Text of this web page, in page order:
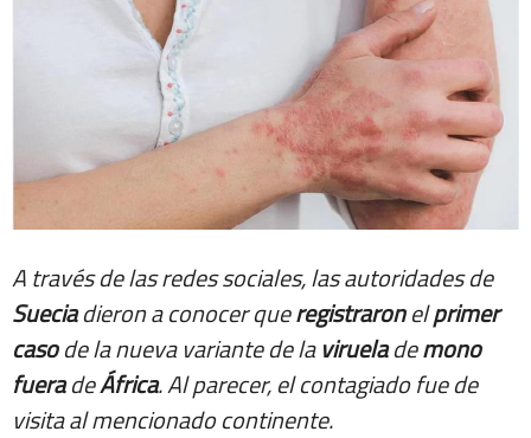
A través de las redes sociales, las autoridades de
Sueciadieron a conocer queregistraronelprimer
casode la nueva variante de la viruelademono
fueradeÁfrica. Al parecer, el contagiado fue de
visita al mencionado continente.